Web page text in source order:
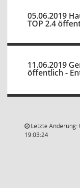
05.06.2019
TOP 2.4
11.06.2019
öffentlich -
Letzte Änderung:
19:03:24